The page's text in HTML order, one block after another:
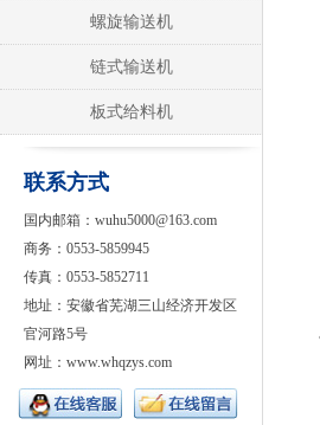
螺旋输送机
链式输送机
板式给料机
联系方式
国内邮箱：wuhu5000@163.com
商务：0553-5859945
传真：0553-5852711
地址：安徽省芜湖三山经济开发区
官河路5号
网址：www.whqzys.com